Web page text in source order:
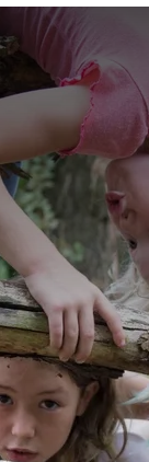
Klimmen,
Ontdek de